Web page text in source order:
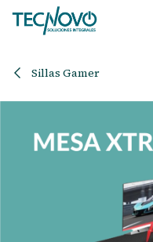
Ir al contenido
Sillas Gamer